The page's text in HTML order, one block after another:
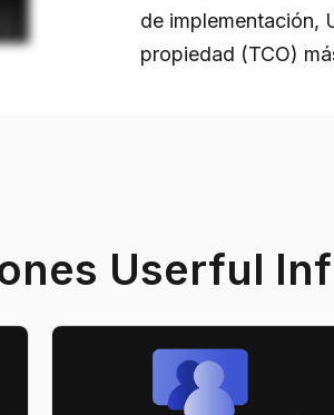
de implementación,
propiedad (TCO)
Userful